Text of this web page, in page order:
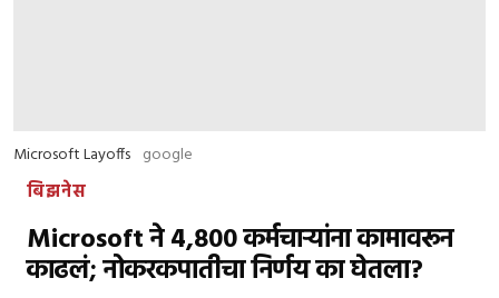
Microsoft Layoffs google
बिझनेस
Microsoft ने 4,800 कर्मचाऱ्यांना कामावरून
काढलं; नोकरकपातीचा निर्णय का घेतला?